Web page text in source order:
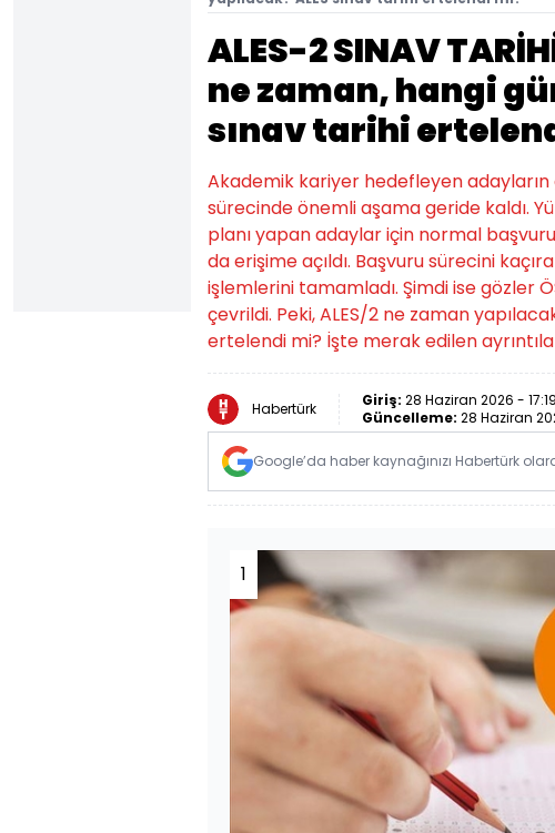
ALES-2 SINAV
ne zaman, hangi
sınav tarihi
Akademik kariyer hedefleyen
sürecinde önemli aşama geride kaldı.
planı yapan adaylar için normal
da erişime açıldı. Başvuru sürecini
işlemlerini tamamladı. Şimdi ise gözler
çevrildi. Peki, ALES/2 ne zaman
ertelendi mi? İşte merak edilen
Habertürk Giriş: 28 Haziran 2026 - 17:19
Güncelleme: 28 Haziran
Google’da haber kaynağınızı Habertürk
1